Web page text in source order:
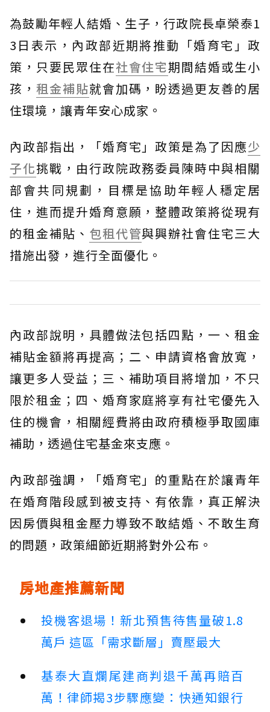
為鼓勵年輕人結婚、生子，行政院長卓榮泰1
3日表示，內政部近期將推動「婚育宅」政
策，只要民眾住在社會住宅期間結婚或生小
孩， 租金補貼就會加碼，盼透過更友善的居
住環境，讓青年安心成家。
內政部指出，「婚育宅」政策是為了因應少
子化挑戰，由行政院政務委員陳時中與相關
部會共同規劃，目標是協助年輕人穩定居
住，進而提升婚育意願，整體政策將從現有
的租金補貼、 包租代管與興辦社會住宅三大
措施出發，進行全面優化。
內政部說明，具體做法包括四點，一、租金
補貼金額將再提高；二、申請資格會放寬，
讓更多人受益；三、補助項目將增加，不只
限於租金；四、婚育家庭將享有社宅優先入
住的機會，相關經費將由政府積極爭取國庫
補助，透過住宅基金來支應。
內政部強調，「婚育宅」的重點在於讓青年
在婚育階段感到被支持、有依靠，真正解決
因房價與租金壓力導致不敢結婚、不敢生育
的問題，政策細節近期將對外公布。
房地產推薦新聞
投機客退場！新北預售待售量破1.8
萬戶 這區「需求斷層」賣壓最大
基泰大直爛尾建商判退千萬再賠百
萬！律師揭3步驟應變：快通知銀行